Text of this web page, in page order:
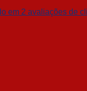
em 2 avaliações de